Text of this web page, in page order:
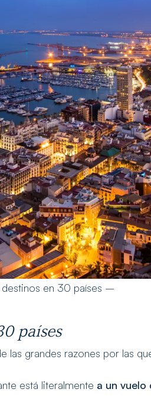
destinos en 30 países –
países
las grandes razones por las
está literalmente a un vuelo